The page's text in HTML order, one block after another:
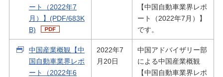
ート（2022年7
月）】(PDF/683K
B)
【中国自動車業界レポ
ート（2022年7月）】
です。
中国産業概観【中
国自動車業界レポ
ート（2022年6
2022年7
月20日
中国アドバイザリー部
による中国産業概観
【中国自動車業界レポ